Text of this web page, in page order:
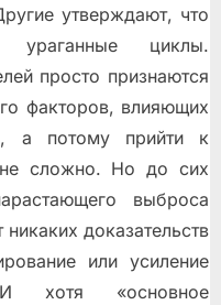
утверждают, что
ураганные циклы.
просто признаются
факторов, влияющих
а потому прийти к
сложно. Но до сих
выброса
доказательств
или усиление
хотя «основное